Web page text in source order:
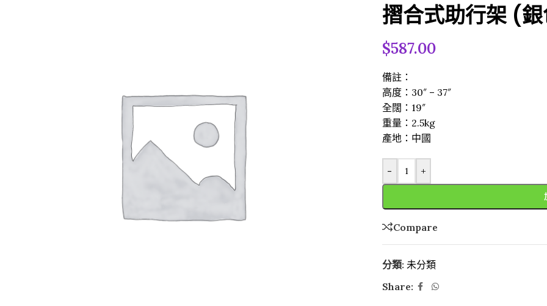
摺合式助行架 (
$587.00
備註：
高度：30″ – 37″
全闊：19″
重量：2.5kg
產地：中國
- +
Compare
分類: 未分類
Share: